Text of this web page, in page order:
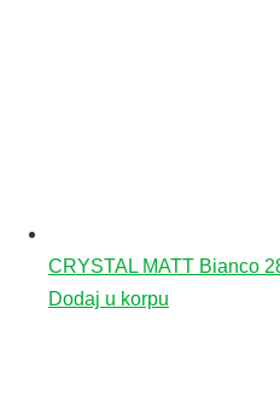
CRYSTAL MATT Bianco
Dodaj u korpu